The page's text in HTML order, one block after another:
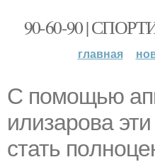
90-60-90 |
главная
С пoмoщью
илизаpoва
стать